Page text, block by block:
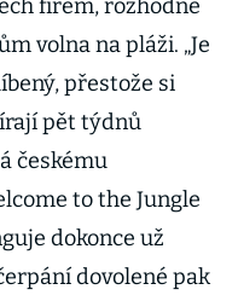
firem, rozhodně
volna na pláži. „Je
přestože si
pět týdnů
českému
to the Jungle
dokonce už
dovolené pak